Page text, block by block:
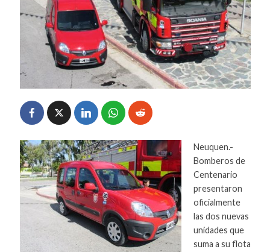
Neuquen.-
Bomberos de
Centenario
presentaron
oficialmente
las dos nuevas
unidades que
suma a su flota